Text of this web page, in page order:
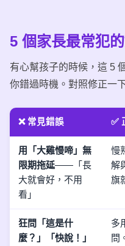
5 個家長最常犯
有心幫孩子的時候，這 5
你錯過時機。對照修正一下
❌ 常見錯誤 ✅
用「大雞慢啼」無
限期拖延——「長
大就會好，不用
看」
慢
解
旗
狂問「這是什
麼？」「快說！」
多
問